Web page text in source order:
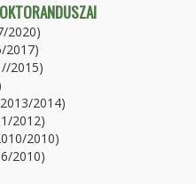
2020)
2017)
2015)
2014)
2012)
2010)
2010)